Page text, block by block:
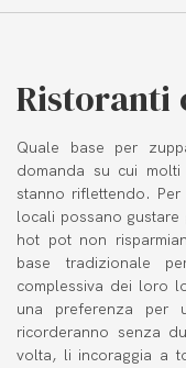
Ristoranti
Quale base per
domanda su cui
stanno riflettendo.
locali possano
hot pot non
base tradizionale
complessiva dei loro
una preferenza per
ricorderanno senza
volta, li incoraggia a